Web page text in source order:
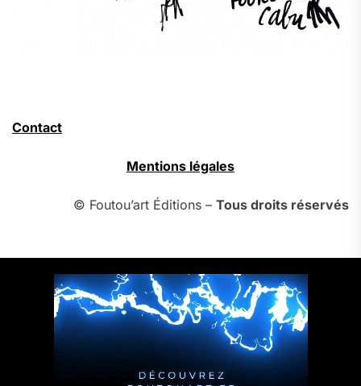
Contact
Mentions légales
© Foutou’art Éditions – Tous droits réservés